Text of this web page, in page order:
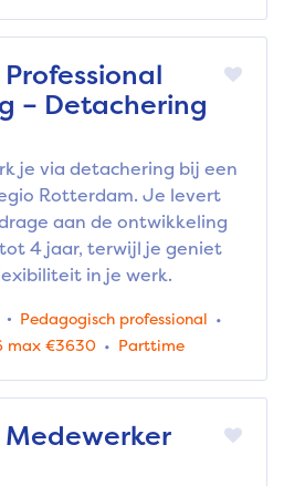
– Detachering
je via detachering bij een
Rotterdam. Je levert
aan de ontwikkeling
4 jaar, terwijl je geniet
in je werk.
Pedagogisch professional
max €3630 Parttime